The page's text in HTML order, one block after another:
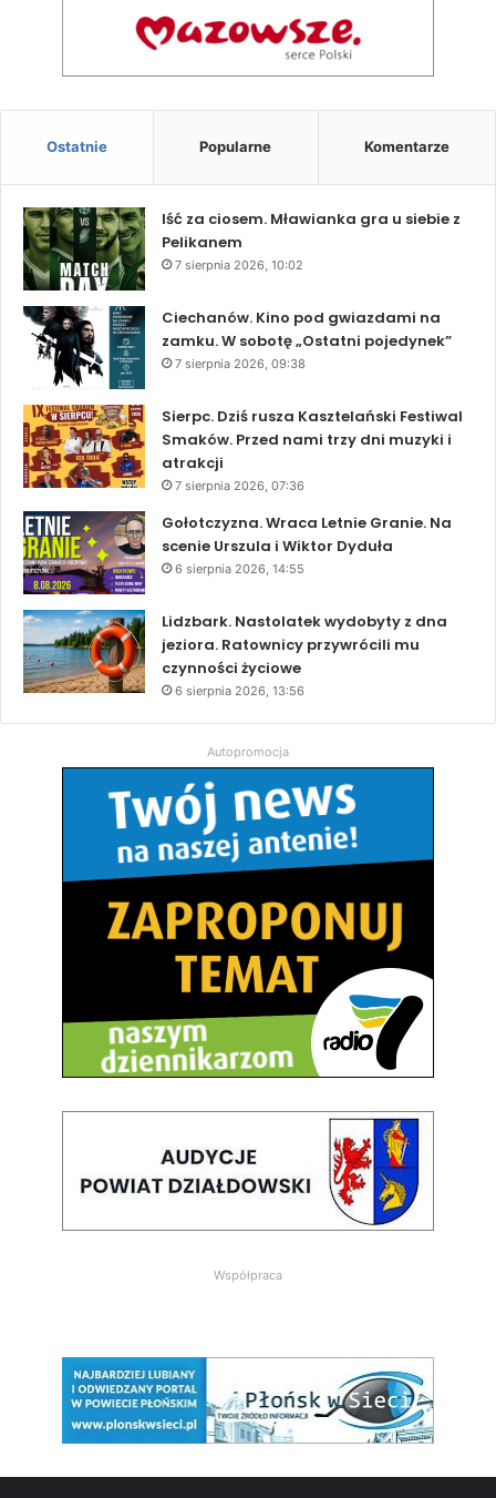
Ostatnie Popularne Komentarze
Iść za ciosem. Mławianka gra u siebie z
Pelikanem
7 sierpnia 2026, 10:02
Ciechanów. Kino pod gwiazdami na
zamku. W sobotę „Ostatni pojedynek”
7 sierpnia 2026, 09:38
Sierpc. Dziś rusza Kasztelański Festiwal
Smaków. Przed nami trzy dni muzyki i
atrakcji
7 sierpnia 2026, 07:36
Gołotczyzna. Wraca Letnie Granie. Na
scenie Urszula i Wiktor Dyduła
6 sierpnia 2026, 14:55
Lidzbark. Nastolatek wydobyty z dna
jeziora. Ratownicy przywrócili mu
czynności życiowe
6 sierpnia 2026, 13:56
Autopromocja
Współpraca